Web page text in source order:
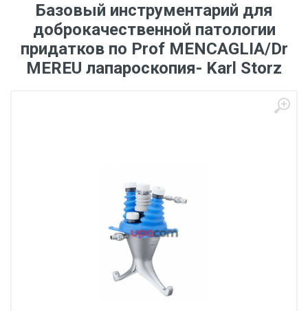
Базовый инструментарий для
доброкачественной патологии
придатков по Prof MENCAGLIA/Dr
MEREU лапароскопия- Karl Storz